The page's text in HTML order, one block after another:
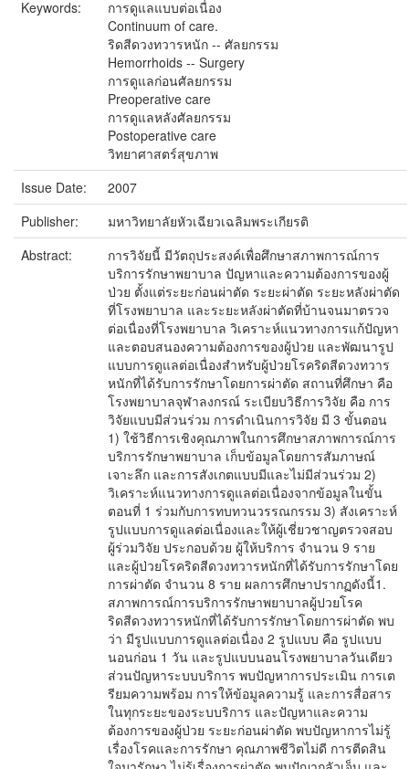
Keywords:
การดูแลแบบต่อเนื่อง
Continuum of care.
ริดสีดวงทวารหนัก -- ศัลยกรรม
Hemorrhoids -- Surgery
การดูแลก่อนศัลยกรรม
Preoperative care
การดูแลหลังศัลยกรรม
Postoperative care
วิทยาศาสตร์สุขภาพ
Issue Date:
2007
Publisher:
มหาวิทยาลัยหัวเฉียวเฉลิมพระเกียรติ
Abstract:
การวิจัยนี้ มีวัตถุประสงค์เพื่อศึกษาสภาพการณ์การ
บริการรักษาพยาบาล ปัญหาและความต้องการของผู้
ป่วย ตั้งแต่ระยะก่อนผ่าตัด ระยะผ่าตัด ระยะหลังผ่าตัด
ที่โรงพยาบาล และระยะหลังผ่าตัดที่บ้านจนมาตรวจ
ต่อเนื่องที่โรงพยาบาล วิเคราะห์แนวทางการแก้ปัญหา
และตอบสนองความต้องการของผู้ป่วย และพัฒนารูป
แบบการดูแลต่อเนื่องสำหรับผู้ป่วยโรคริดสีดวงทวาร
หนักที่ได้รับการรักษาโดยการผ่าตัด สถานที่ศึกษา คือ
โรงพยาบาลจุฬาลงกรณ์ ระเบียบวิธีการวิจัย คือ การ
วิจัยแบบมีส่วนร่วม การดำเนินการวิจัย มี 3 ขั้นตอน
1) ใช้วิธีการเชิงคุณภาพในการศึกษาสภาพการณ์การ
บริการรักษาพยาบาล เก็บข้อมูลโดยการสัมภาษณ์
เจาะลึก และการสังเกตแบบมีและไม่มีส่วนร่วม 2)
วิเคราะห์แนวทางการดูแลต่อเนื่องจากข้อมูลในขั้น
ตอนที่ 1 ร่วมกับการทบทวนวรรณกรรม 3) สังเคราะห์
รูปแบบการดูแลต่อเนื่องและให้ผู้เชี่ยวชาญตรวจสอบ
ผู้ร่วมวิจัย ประกอบด้วย ผู้ให้บริการ จำนวน 9 ราย
และผู้ป่วยโรคริดสีดวงทวารหนักที่ได้รับการรักษาโดย
การผ่าตัด จำนวน 8 ราย ผลการศึกษาปรากฏดังนี้1.
สภาพการณ์การบริการรักษาพยาบาลผู้ปวยโรค
ริดสีดวงทวารหนักที่ได้รับการรักษาโดยการผ่าตัด พบ
ว่า มีรูปแบบการดูแลต่อเนื่อง 2 รูปแบบ คือ รูปแบบ
นอนก่อน 1 วัน และรูปแบบนอนโรงพยาบาลวันเดียว
ส่วนปัญหาระบบบริการ พบปัญหาการประเมิน การเต
รียมความพร้อม การให้ข้อมูลความรู้ และการสื่อสาร
ในทุกระยะของระบบริการ และปัญหาและความ
ต้องการของผู้ป่วย ระยะก่อนผ่าตัด พบปัญหาการไม่รู้
เรื่องโรคและการรักษา คุณภาพชีวิตไม่ดี การตีดสิน